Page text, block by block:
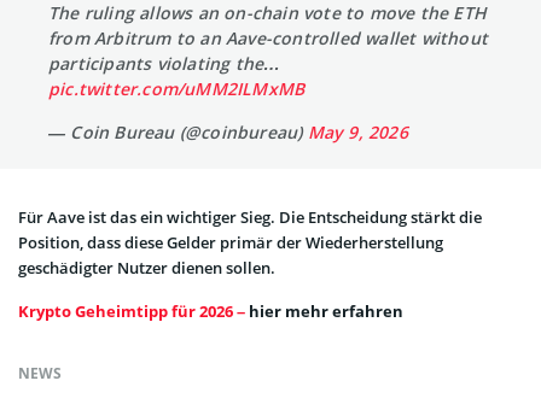
The ruling allows an on-chain vote to move the ETH
from Arbitrum to an Aave-controlled wallet without
participants violating the…
pic.twitter.com/uMM2ILMxMB
— Coin Bureau (@coinbureau) May 9, 2026
Für Aave ist das ein wichtiger Sieg. Die Entscheidung stärkt die
Position, dass diese Gelder primär der Wiederherstellung
geschädigter Nutzer dienen sollen.
Krypto Geheimtipp für 2026 – hier mehr erfahren
NEWS